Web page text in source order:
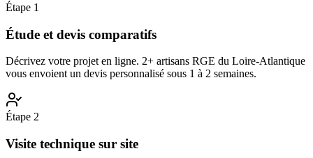
Étape 1
Étude et devis comparatifs
Décrivez votre projet en ligne. 2+ artisans RGE du Loire-Atlantique
vous envoient un devis personnalisé sous 1 à 2 semaines.
Étape 2
Visite technique sur site